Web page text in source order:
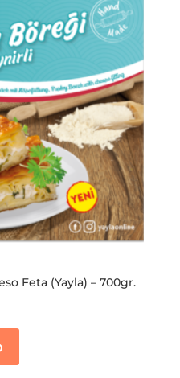
Feta (Yayla) – 700gr.